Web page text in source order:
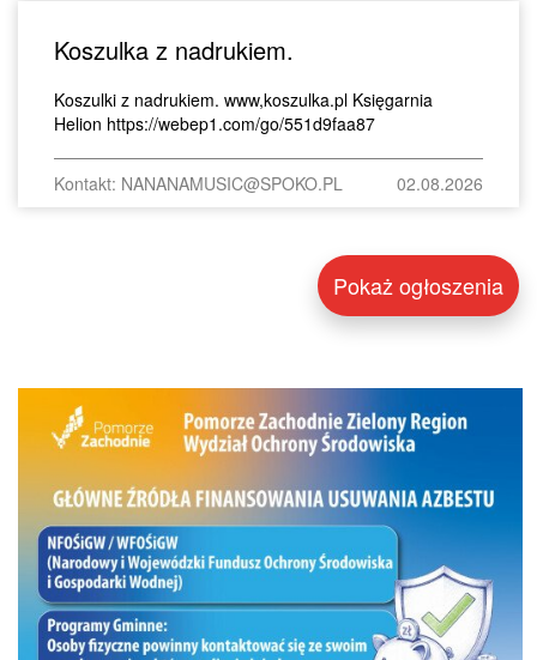
Koszulka z nadrukiem.
Koszulki z nadrukiem. www,koszulka.pl Księgarnia
Helion https://webep1.com/go/551d9faa87
Kontakt: NANANAMUSIC@SPOKO.PL 02.08.2026
Pokaż ogłoszenia